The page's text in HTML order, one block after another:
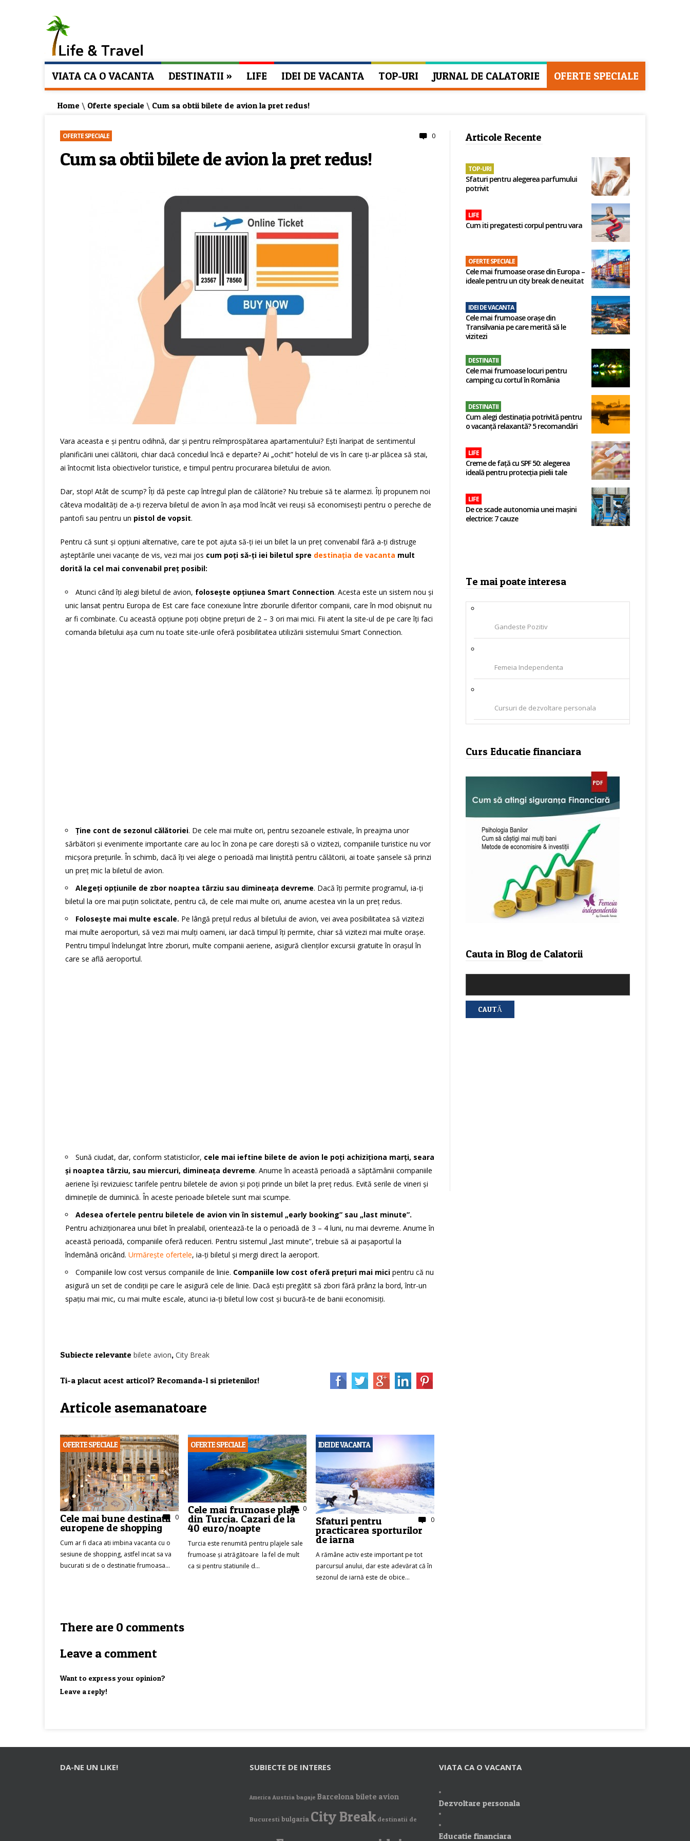
VIATA CA O VACANTA DESTINATII » LIFE IDEI DE VACANTA TOP-URI JURNAL DE CALATORIE OFERTE SPECIALE
Home \ Oferte speciale \ Cum sa obtii bilete de avion la pret redus!
OFERTE SPECIALE 0
Cum sa obtii bilete de avion la pret redus!
Vara aceasta e și pentru odihnă, dar și pentru reîmprospătarea apartamentului? Ești înaripat de sentimentul
planificării unei călătorii, chiar dacă concediul încă e departe? Ai „ochit” hotelul de vis în care ți-ar plăcea să stai,
ai întocmit lista obiectivelor turistice, e timpul pentru procurarea biletului de avion.
Dar, stop! Atât de scump? Îți dă peste cap întregul plan de călătorie? Nu trebuie să te alarmezi. Îți propunem noi
câteva modalități de a-ți rezerva biletul de avion în așa mod încât vei reuși să economisești pentru o pereche de
pantofi sau pentru un pistol de vopsit.
Pentru că sunt și opțiuni alternative, care te pot ajuta să-ți iei un bilet la un preț convenabil fără a-ți distruge
așteptările unei vacanțe de vis, vezi mai jos cum poți să-ți iei biletul spre destinația de vacanta mult
dorită la cel mai convenabil preț posibil:
Atunci când îți alegi biletul de avion, folosește opțiunea Smart Connection. Acesta este un sistem nou și
unic lansat pentru Europa de Est care face conexiune între zborurile diferitor companii, care în mod obișnuit nu
ar fi combinate. Cu această opțiune poți obține prețuri de 2 – 3 ori mai mici. Fii atent la site-ul de pe care îți faci
comanda biletului așa cum nu toate site-urile oferă posibilitatea utilizării sistemului Smart Connection.
Ține cont de sezonul călătoriei. De cele mai multe ori, pentru sezoanele estivale, în preajma unor
sărbători și evenimente importante care au loc în zona pe care dorești să o vizitezi, companiile turistice nu vor
micșora prețurile. În schimb, dacă îți vei alege o perioadă mai liniștită pentru călătorii, ai toate șansele să prinzi
un preț mic la biletul de avion.
Alegeți opțiunile de zbor noaptea târziu sau dimineața devreme. Dacă îți permite programul, ia-ți
biletul la ore mai puțin solicitate, pentru că, de cele mai multe ori, anume acestea vin la un preț redus.
Folosește mai multe escale. Pe lângă prețul redus al biletului de avion, vei avea posibilitatea să vizitezi
mai multe aeroporturi, să vezi mai mulți oameni, iar dacă timpul îți permite, chiar să vizitezi mai multe orașe.
Pentru timpul îndelungat între zboruri, multe companii aeriene, asigură clienților excursii gratuite în orașul în
care se află aeroportul.
Sună ciudat, dar, conform statisticilor, cele mai ieftine bilete de avion le poți achiziționa marți, seara
și noaptea târziu, sau miercuri, dimineața devreme. Anume în această perioadă a săptămânii companiile
aeriene își revizuiesc tarifele pentru biletele de avion și poți prinde un bilet la preț redus. Evită serile de vineri și
diminețile de duminică. În aceste perioade biletele sunt mai scumpe.
Adesea ofertele pentru biletele de avion vin în sistemul „early booking” sau „last minute”.
Pentru achiziționarea unui bilet în prealabil, orientează-te la o perioadă de 3 – 4 luni, nu mai devreme. Anume în
această perioadă, companiile oferă reduceri. Pentru sistemul „last minute”, trebuie să ai pașaportul la
îndemână oricând. Urmărește ofertele, ia-ți biletul și mergi direct la aeroport.
Companiile low cost versus companiile de linie. Companiile low cost oferă prețuri mai mici pentru că nu
asigură un set de condiții pe care le asigură cele de linie. Dacă ești pregătit să zbori fără prânz la bord, într-un
spațiu mai mic, cu mai multe escale, atunci ia-ți biletul low cost și bucură-te de banii economisiți.
Subiecte relevante bilete avion, City Break
Ti-a placut acest articol? Recomanda-l si prietenilor!
Articole asemanatoare
OFERTE SPECIALE
0
Cele mai bune destinatii
europene de shopping
Cum ar fi daca ati imbina vacanta cu o
sesiune de shopping, astfel incat sa va
bucurati si de o destinatie frumoasa...
OFERTE SPECIALE
0
Cele mai frumoase plaje
din Turcia. Cazari de la
40 euro/noapte
Turcia este renumită pentru plajele sale
frumoase și atrăgătoare la fel de mult
ca si pentru statiunile d...
IDEI DE VACANTA
0
Sfaturi pentru
practicarea sporturilor
de iarna
A rămâne activ este important pe tot
parcursul anului, dar este adevărat că în
sezonul de iarnă este de obice...
There are 0 comments
Leave a comment
Want to express your opinion?
Leave a reply!
Articole Recente
TOP-URI
Sfaturi pentru alegerea parfumului
potrivit
LIFE
Cum iti pregatesti corpul pentru vara
OFERTE SPECIALE
Cele mai frumoase orase din Europa –
ideale pentru un city break de neuitat
IDEI DE VACANTA
Cele mai frumoase orașe din
Transilvania pe care merită să le
vizitezi
DESTINATII
Cele mai frumoase locuri pentru
camping cu cortul în România
DESTINATII
Cum alegi destinația potrivită pentru
o vacanță relaxantă? 5 recomandări
LIFE
Creme de față cu SPF 50: alegerea
ideală pentru protecția pielii tale
LIFE
De ce scade autonomia unei mașini
electrice: 7 cauze
Te mai poate interesa
Gandeste Pozitiv
Femeia Independenta
Cursuri de dezvoltare personala
Curs Educatie financiara
Cauta in Blog de Calatorii
DA-NE UN LIKE! SUBIECTE DE INTERES
America Austria bagaje Barcelona bilete avion
Bucuresti bulgaria City Break destinatii de
VIATA CA O VACANTA
Dezvoltare personala
Educatie financiara